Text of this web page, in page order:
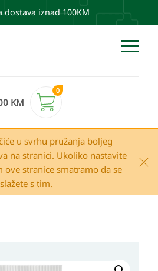
dostava iznad 100KM
KM
0
u svrhu pružanja boljeg
na stranici. Ukoliko nastavite
ove stranice smatramo da se
slažete s tim.